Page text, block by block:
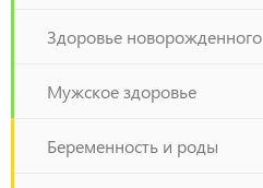
Здоровье новорожденного
Мужское здоровье
Беременность и роды